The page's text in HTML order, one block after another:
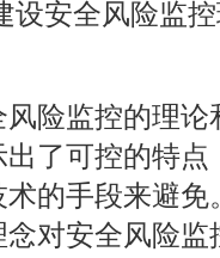
安全风险监控
监控的理论
了可控的特
的手段来避
对安全风险